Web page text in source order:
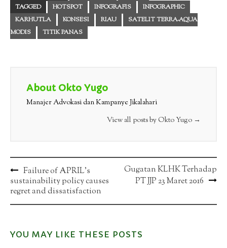
TAGGED
HOTSPOT INFOGRAFIS
INFOGRAPHIC
KARHUTLA
KONSESI RIAU
SATELIT TERRA-AQUA
MODIS
TITIK PANAS
About Okto Yugo
Manajer Advokasi dan Kampanye Jikalahari
View all posts by Okto Yugo →
Post
navigation
Failure of APRIL’s
sustainability policy causes
regret and dissatisfaction
Gugatan KLHK Terhadap
PT JJP 23 Maret 2016
YOU MAY LIKE THESE POSTS